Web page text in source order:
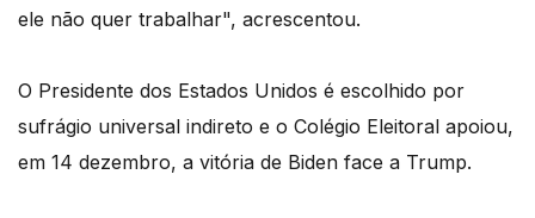
ele não quer trabalhar", acrescentou.
O Presidente dos Estados Unidos é escolhido por
sufrágio universal indireto e o Colégio Eleitoral apoiou,
em 14 dezembro, a vitória de Biden face a Trump.